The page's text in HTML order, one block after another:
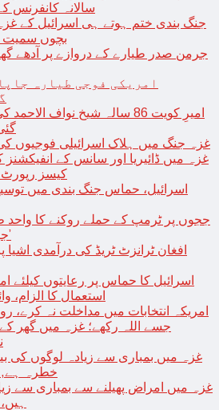
سالانہ کانفرنس
جنگ بندی ختم ہوتے ہی اسرائیل کے
بچوں سمیت 32 فلسطینی شہید
جرمن صدر طیارے کے دروازے پر آدھے
امریکی فوجی طیارہ
امیرِ کویت 86 سالہ شیخ نواف
غزہ جنگ میں ہلاک اسرائیلی فوجیوں کی تعداد
غزہ میں ڈائیریا اور سانس کے انفیکشنز
کیسز رپورٹ
اسرائیل، حماس جنگ بندی میں
جیل میں ڈال دیا جائے’
اسرائیل کا حماس پر رعایتوں کیلئے
استعمال کا
امریکہ انتخابات میں مداخلت نہ کرے،
غزہ میں بمباری سے زیادہ لوگوں کی
خطرہ ہے,
غزہ میں امراض پھیلنے سے بمباری سے